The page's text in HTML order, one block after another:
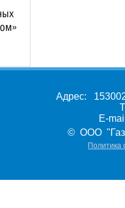
Адрес:
E-
© ООО
Политика